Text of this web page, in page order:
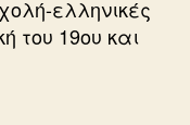
ελληνικές
του 19ου και